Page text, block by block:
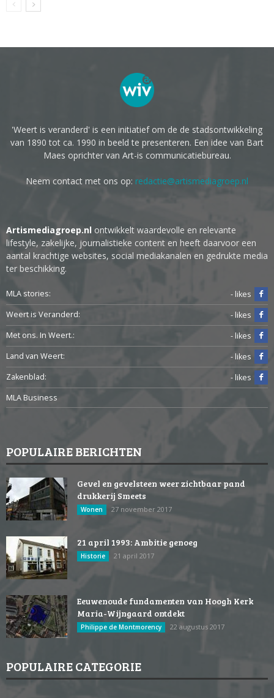
'Weert is veranderd' is een initiatief om de de stadsontwikkeling
van 1890 tot ca. 1990 in beeld te presenteren. Een idee van Bart
Maes oprichter van Art-is communicatiebureau.
Neem contact met ons op: redactie@artismediagroep.nl
Artismediagroep.nl ontwikkelt waardevolle en relevante
lifestyle, zakelijke, journalistieke content en heeft daarvoor een
aantal krachtige websites, social mediakanalen en gedrukte media
ter beschikking.
MLA stories:
- likes
Weert is Veranderd:
- likes
Met ons. In Weert.:
- likes
Land van Weert:
- likes
Zakenblad:
- likes
MLA Business
POPULAIRE BERICHTEN
Gevel en gevelsteen weer zichtbaar pand
drukkerij Smeets
Wonen 27 november 2017
21 april 1993: Ambitie genoeg
Historie 21 april 2017
Eeuwenoude fundamenten van Hoogh Kerk
Maria-Wijngaard ontdekt
Philippe de Montmorency 22 augustus 2017
POPULAIRE CATEGORIE